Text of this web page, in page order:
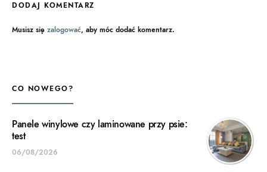
DODAJ KOMENTARZ
Musisz się zalogować, aby móc dodać komentarz.
CO NOWEGO?
Panele winylowe czy laminowane przy psie:
test
06/08/2026